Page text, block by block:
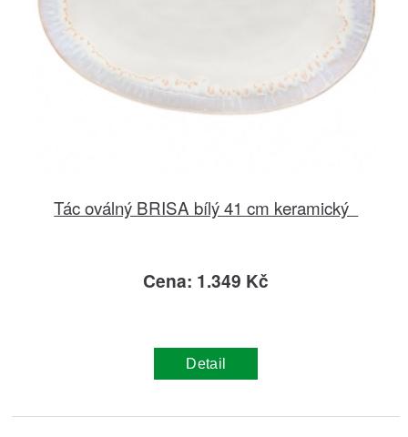
Tác oválný BRISA bílý 41 cm keramický
Cena: 1.349 Kč
Detail